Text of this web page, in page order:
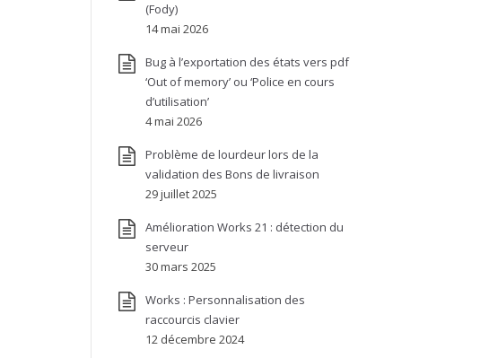
(Fody)
14 mai 2026
Bug à l’exportation des états vers pdf
‘Out of memory’ ou ‘Police en cours
d’utilisation’
4 mai 2026
Problème de lourdeur lors de la
validation des Bons de livraison
29 juillet 2025
Amélioration Works 21 : détection du
serveur
30 mars 2025
Works : Personnalisation des
raccourcis clavier
12 décembre 2024